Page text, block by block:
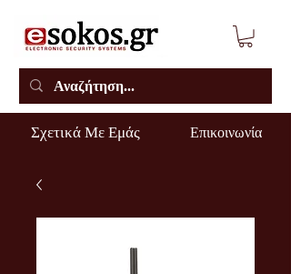
Επικοινωνία
Σχετικά Με Εμάς